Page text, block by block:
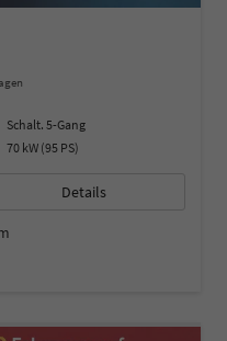
Schalt. 5-Gang
70 kW (95 PS)
Details